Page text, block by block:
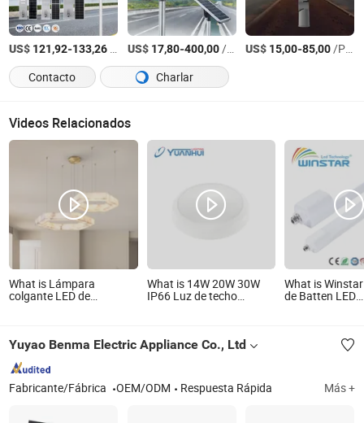
US$ 121,92-133,26 US$ 17,80-400,00/Set US$ 15,00-85,00/Pieza
Contacto
Charlar
Videos Relacionados
What is Lámpara
colgante LED de
de iluminación interior
What is 14W 20W 30W
IP66 Luz de techo
plafón
What is
de Batten LED
Lámpara a
Iluminación
Yuyao Benma Electric Appliance Co., Ltd
Fabricante/Fábrica OEM/ODM Respuesta Rápida Más +